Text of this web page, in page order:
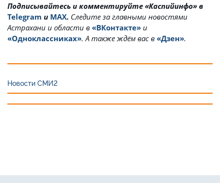
Подписывайтесь и комментируйте «Каспийинфо» в
Telegram и MAX. Cледите за главными новостями
Астрахани и области в «ВКонтакте» и
«Одноклассниках». А также ждём вас в «Дзен».
Новости СМИ2